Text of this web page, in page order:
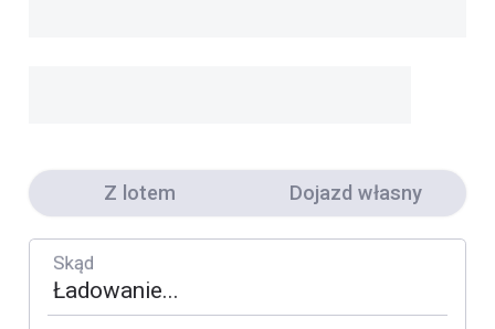
Z lotem Dojazd własny
Skąd